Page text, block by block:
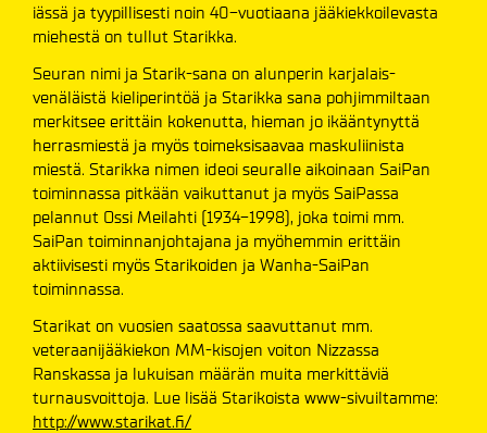
iässä ja tyypillisesti noin 40-vuotiaana jääkiekkoilevasta
miehestä on tullut Starikka.
Seuran nimi ja Starik-sana on alunperin karjalais-
venäläistä kieliperintöä ja Starikka sana pohjimmiltaan
merkitsee erittäin kokenutta, hieman jo ikääntynyttä
herrasmiestä ja myös toimeksisaavaa maskuliinista
miestä. Starikka nimen ideoi seuralle aikoinaan SaiPan
toiminnassa pitkään vaikuttanut ja myös SaiPassa
pelannut Ossi Meilahti (1934-1998), joka toimi mm.
SaiPan toiminnanjohtajana ja myöhemmin erittäin
aktiivisesti myös Starikoiden ja Wanha-SaiPan
toiminnassa.
Starikat on vuosien saatossa saavuttanut mm.
veteraanijääkiekon MM-kisojen voiton Nizzassa
Ranskassa ja lukuisan määrän muita merkittäviä
turnausvoittoja. Lue lisää Starikoista www-sivuiltamme:
http://www.starikat.fi/